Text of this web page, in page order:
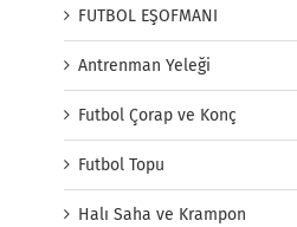
FUTBOL EŞOFMANI
Antrenman Yeleği
Futbol Çorap ve Konç
Futbol Topu
Halı Saha ve Krampon